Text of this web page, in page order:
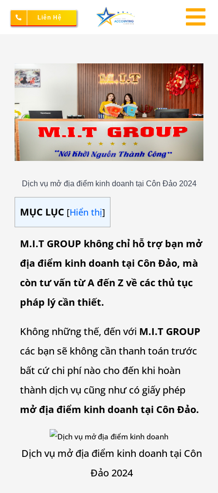
Liên Hệ
Thành lập doanh nghiệp
Kế toán – Thuế
Dịch vụ doanh nghiệp
View
Larger
Dịch vụ mở địa điểm kinh doanh tại Côn Đảo 2024
MỤC LỤC [Hiển thị]
M.I.T GROUP không chỉ hỗ trợ bạn mở
địa điểm kinh doanh tại Côn Đảo, mà
còn tư vấn từ A đến Z về các thủ tục
pháp lý cần thiết.
Không những thế, đến với M.I.T GROUP
các bạn sẽ không cần thanh toán trước
bất cứ chi phí nào cho đến khi hoàn
thành dịch vụ cũng như có giấy phép
mở địa điểm kinh doanh tại Côn Đảo.
Dịch vụ mở địa điểm kinh doanh tại Côn
Đảo 2024